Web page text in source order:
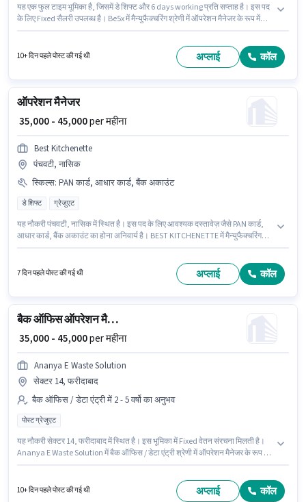
यह एक फुल टाइम भूमिका है, जिसमें डे शिफ्ट और 6 days working प्रति सप्ताह है। इस पद
के लिए Fixed सैलरी उपलब्ध है। Be5x में मैन्युफैक्चरिंग श्रेणी में ऑपरेशन मैनेजर के रूप में
डिग्री या सर्टिफिकेट होना चाहिए।
10+ दिन पहले पोस्ट की गई थी अप्लाई कॉल
ऑपरेशन मैनेजर
₹ 35,000 - 45,000per महीना
Best Kitchenette
पंचवटी, नासिक
स्किल्स: PAN कार्ड, आधार कार्ड, बैंक अकाउंट
डे शिफ्ट ग्रेजुएट
यह नौकरी पंचवटी, नासिक में स्थित है। इस पद के लिए आवश्यक दस्तावेज़ जैसे PAN कार्ड,
आधार कार्ड, बैंक अकाउंट का होना अनिवार्य है। BEST KITCHENETTE में मैन्युफैक्चरिंग
वर्ष के अनुभव वाले के लिए उपयुक्त है। आप प्रति माह ₹45000 तक कमा सकते हैं।
7 दिन पहले पोस्ट की गई थी अप्लाई कॉल
बैक ऑफिस ऑपरेशन मैनेजर
₹ 35,000 - 45,000per महीना
Ananya E Waste Solution
सेक्टर 14, फरीदाबाद
बैक ऑफिस / डेटा एंट्री में 2 - 5 वर्षो का अनुभव
पोस्ट ग्रेजुएट
यह नौकरी सेक्टर 14, फरीदाबाद में स्थित है। इस भूमिका में Fixed वेतन संरचना मिलती है।
Ananya E Waste Solution में बैक ऑफिस / डेटा एंट्री श्रेणी में ऑपरेशन मैनेजर के रूप में
10+ दिन पहले पोस्ट की गई थी अप्लाई कॉल